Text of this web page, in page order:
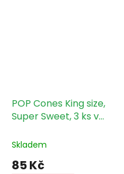
POP Cones King size,
Super Sweet, 3 ks v
Skladem
85 Kč